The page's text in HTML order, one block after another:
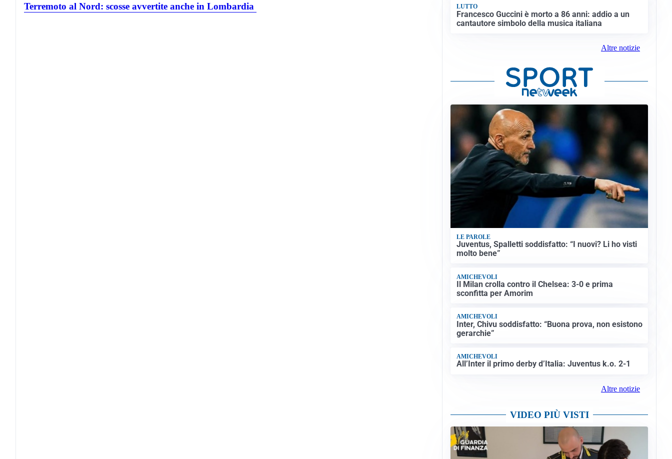
Terremoto al Nord: scosse avvertite anche in Lombardia LUTTO
Francesco Guccini è morto a 86 anni: addio a un
cantautore simbolo della musica italiana
Altre notizie
LE PAROLE
Juventus, Spalletti soddisfatto: “I nuovi? Li ho visti
molto bene”
AMICHEVOLI
Il Milan crolla contro il Chelsea: 3-0 e prima
sconfitta per Amorim
AMICHEVOLI
Inter, Chivu soddisfatto: “Buona prova, non esistono
gerarchie”
AMICHEVOLI
All’Inter il primo derby d’Italia: Juventus k.o. 2-1
Altre notizie
VIDEO PIÙ VISTI